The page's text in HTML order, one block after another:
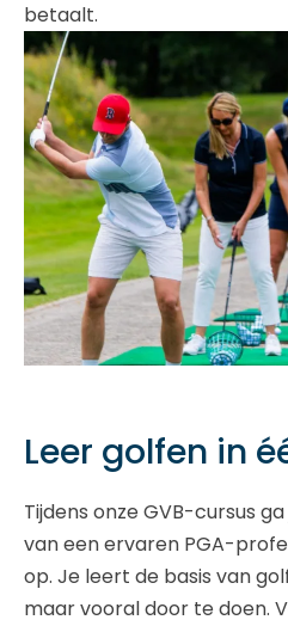
betaalt.
Leer golfen in
Tijdens onze GVB-cursus
van een ervaren PGA-
op. Je leert de basis van
maar vooral door te doen.